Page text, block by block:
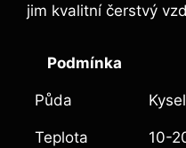
jim kvalitní čerstvý
Podmínka
Půda
Teplota 10-